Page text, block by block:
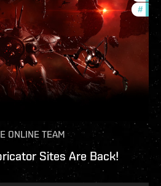
#
ONLINE TEAM
Sites Are Back!